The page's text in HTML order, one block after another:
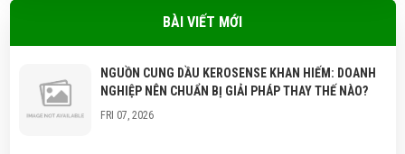
BÀI VIẾT MỚI
NGUỒN CUNG DẦU KEROSENSE KHAN HIẾM: DOANH
NGHIỆP NÊN CHUẨN BỊ GIẢI PHÁP THAY THẾ NÀO?
FRI 07, 2026